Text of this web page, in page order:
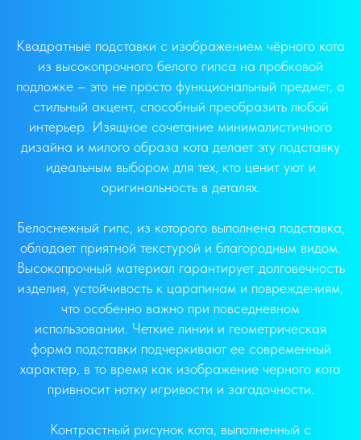
Квадратные подставки с изображением чёрного кота
из высокопрочного белого гипса на пробковой
подложке – это не просто функциональный предмет, а
стильный акцент, способный преобразить любой
интерьер. Изящное сочетание минималистичного
дизайна и милого образа кота делает эту подставку
идеальным выбором для тех, кто ценит уют и
оригинальность в деталях.
Белоснежный гипс, из которого выполнена подставка,
обладает приятной текстурой и благородным видом.
Высокопрочный материал гарантирует долговечность
изделия, устойчивость к царапинам и повреждениям,
что особенно важно при повседневном
использовании. Четкие линии и геометрическая
форма подставки подчеркивают ее современный
характер, в то время как изображение черного кота
привносит нотку игривости и загадочности.
Контрастный рисунок кота, выполненный с